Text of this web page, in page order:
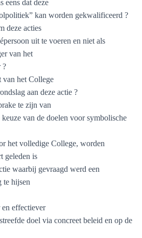
eens dat deze
kan worden gekwalificeerd ?
deze acties
uit te voeren en niet als
van het
?
van het College
aan deze actie ?
te zijn van
van de doelen voor symbolische
het volledige College, worden
geleden is
waarbij gevraagd werd een
te hijsen
en effectiever
doel via concreet beleid en op de